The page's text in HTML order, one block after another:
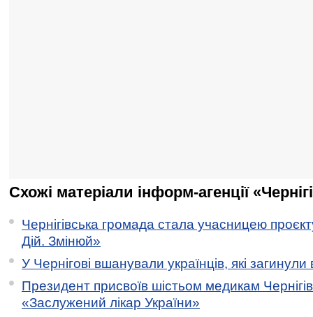
Схожі матеріали інформ-агенції
Чернігівська громада стала учасницею
Дій. Змінюй»
У Чернігові вшанували українців, які загинули
Президент присвоїв шістьом медикам
«Заслужений лікар України»